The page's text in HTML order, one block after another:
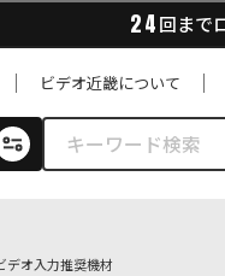
24回まで
ビデオ近畿について
デオ入力推奨機材